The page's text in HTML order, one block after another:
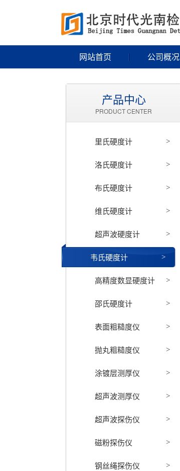
网站首页 公司概况
产品中心
PRODUCT CENTER
里氏硬度计 >
洛氏硬度计 >
布氏硬度计 >
维氏硬度计 >
超声波硬度计 >
韦氏硬度计 >
高精度数显硬度计 >
邵氏硬度计 >
表面粗糙度仪 >
抛丸粗糙度仪 >
涂镀层测厚仪 >
超声波测厚仪 >
超声波探伤仪 >
磁粉探伤仪 >
钢丝绳探伤仪 >